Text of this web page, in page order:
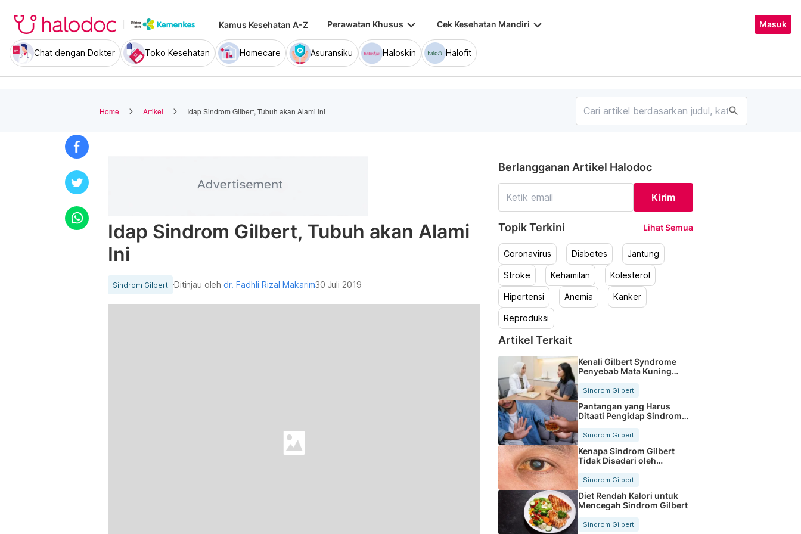
Kamus Kesehatan A-Z Perawatan Khusus keyboard_arrow_down Cek Kesehatan Mandiri keyboard_arrow_down Masuk
Chat dengan Dokter Toko Kesehatan Homecare Asuransiku Haloskin Halofit
Home Artikel Idap Sindrom Gilbert, Tubuh akan Alami Ini search
Idap Sindrom Gilbert, Tubuh akan Alami
Ini
Sindrom Gilbert Ditinjau olehdr. Fadhli Rizal Makarim30 Juli 2019
Berlangganan Artikel Halodoc
Kirim
Topik Terkini Lihat Semua
Coronavirus Diabetes Jantung
Stroke Kehamilan Kolesterol
Hipertensi Anemia Kanker
Reproduksi
Artikel Terkait
Kenali Gilbert Syndrome
Penyebab Mata Kuning
Sindrom Gilbert
Pantangan yang Harus
Ditaati Pengidap Sindrom
Gilbert
Sindrom Gilbert
Kenapa Sindrom Gilbert
Tidak Disadari oleh
Sindrom Gilbert
Diet Rendah Kalori untuk
Mencegah Sindrom Gilbert
Sindrom Gilbert